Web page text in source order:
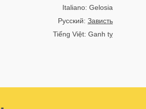
Italiano: Gelosia
Русский: Зависть
Tiếng Việt: Ganh tỵ